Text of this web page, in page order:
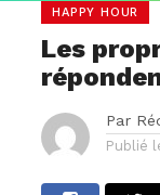
HAPPY HOUR
Les
Par
Publié